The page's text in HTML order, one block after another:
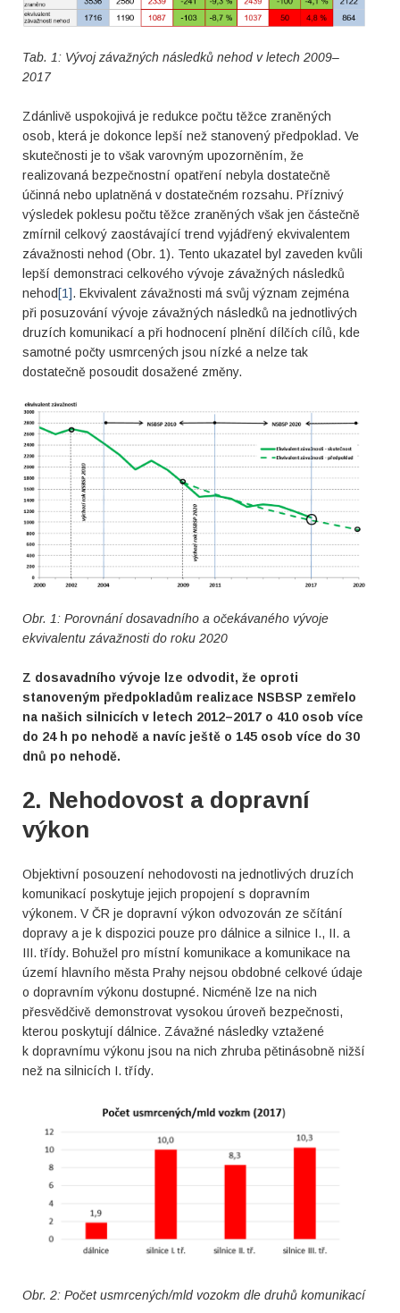
Tab. 1: Vývojzávažných následků nehod v letech 2009–
2017
Zdánlivě uspokojivá je redukce počtu těžce zraněných
osob, která je dokonce lepší než stanovený předpoklad. Ve
skutečnosti je to však varovným upozorněním, že
realizovaná bezpečnostní opatření nebyla dostatečně
účinná nebo uplatněná v dostatečném rozsahu. Příznivý
výsledek poklesu počtu těžce zraněných však jen částečně
zmírnil celkový zaostávající trend vyjádřený ekvivalentem
závažnosti nehod (Obr. 1). Tento ukazatel byl zaveden kvůli
lepší demonstraci celkového vývoje závažných následků
nehod [1]. Ekvivalent závažnosti má svůj význam zejména
při posuzování vývoje závažných následků na jednotlivých
druzích komunikací a při hodnocení plnění dílčích cílů, kde
samotné počty usmrcených jsou nízké a nelze tak
dostatečně posoudit dosažené změny.
Obr. 1: Porovnání dosavadního a očekávaného vývoje
ekvivalentu závažnosti do roku 2020
Z dosavadního vývoje lze odvodit, že oproti
stanoveným předpokladům realizace NSBSP zemřelo
na našich silnicích v letech 2012–2017 o 410 osob více
do 24 h po nehodě a navíc ještě o 145 osob více do 30
dnů po nehodě.
2. Nehodovost a dopravní
výkon
Objektivní posouzení nehodovosti na jednotlivých druzích
komunikací poskytuje jejich propojení s dopravním
výkonem. V ČR je dopravní výkon odvozován ze sčítání
dopravy a je k dispozici pouze pro dálnice a silnice I., II. a
III. třídy. Bohužel pro místní komunikace a komunikace na
území hlavního města Prahy nejsou obdobné celkové údaje
o dopravním výkonu dostupné. Nicméně lze na nich
přesvědčivě demonstrovat vysokou úroveň bezpečnosti,
kterou poskytují dálnice. Závažné následky vztažené
k dopravnímu výkonu jsou na nich zhruba pětinásobně nižší
než na silnicích I. třídy.
Obr. 2: Počet usmrcených/mld vozokm dle druhů komunikací